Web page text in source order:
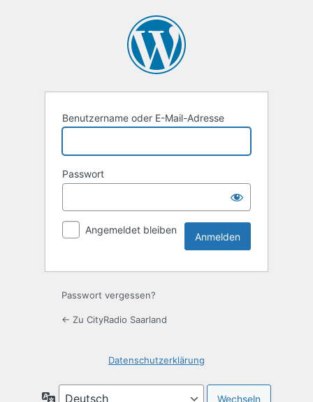
Benutzername oder E-Mail-Adresse
Passwort
Angemeldet bleiben
Passwort vergessen?
← Zu CityRadio Saarland
Datenschutzerklärung
Sprache